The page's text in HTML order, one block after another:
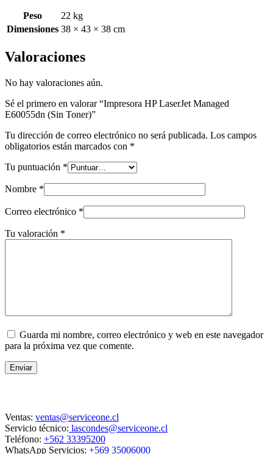
Peso
22 kg
Dimensiones 38 × 43 × 38 cm
Valoraciones
No hay valoraciones aún.
Sé el primero en valorar “Impresora HP LaserJet Managed
E60055dn (Sin Toner)”
Tu dirección de correo electrónico no será publicada. Los campos
obligatorios están marcados con *
Tu puntuación *
Nombre *
Correo electrónico *
Tu valoración *
Guarda mi nombre, correo electrónico y web en este navegador
para la próxima vez que comente.
Enviar
Ventas: ventas@serviceone.cl
Servicio técnico: lascondes@serviceone.cl
Teléfono: +562 33395200
WhatsApp Servicios: +569 35006000